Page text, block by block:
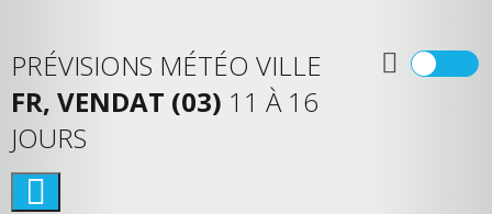
PRÉVISIONS MÉTÉO VILLE
FR, VENDAT (03) 11 À 16
JOURS